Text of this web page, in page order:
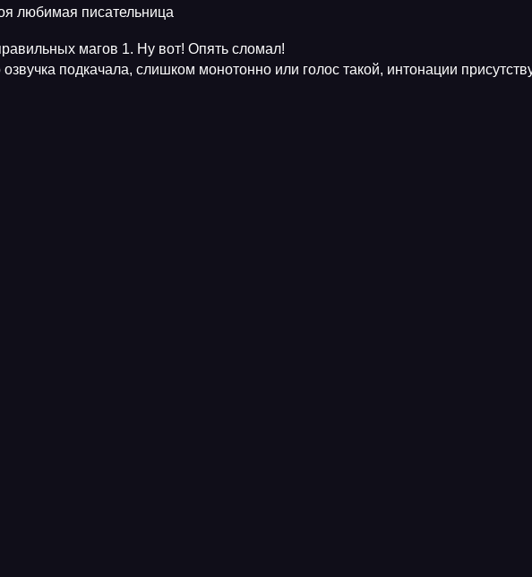
любимая писательница
магов 1. Ну вот! Опять сломал!
озвучка подкачала, слишком монотонно или голос такой, интонации